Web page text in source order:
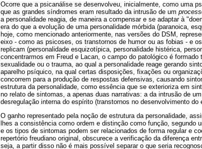
Ocorre que a psicanálise se desenvolveu, inicialmente, como uma
que as grandes síndromes eram resultado da intrusão de um
a personalidade reagia, de maneira a compensar e se adaptar à
era do que a evolução de uma personalidade mórbida (paranoica,
hoje, como mencionado anteriormente, nas versões do DSM,
eixo - como as psicoses, os transtornos de humor ou as fobias - e
replicam (personalidade esquizotípica, personalidade histérica,
concentrarmos em Freud e Lacan, o campo do patológico é
sexualidade ou o trauma, ao qual a personalidade reage gerando
aparelho psíquico, na qual certas disposições, fixações ou
concorrem para a produção de respostas defensivas, causando
estrutura da personalidade, como essência que se exterioriza em
no relato de sintomas, a apenas duas narrativas: a da intrusão de
desregulação interna do espírito (transtornos no desenvolvimento do
O ganho representado pela noção de estrutura da personalidade,
lhes a consistência como ordem e distinção como função,
e os tipos de sintomas podem ser relacionados de forma regular e
repertório freudiano original, obscurece a verificação da diferença
seja, a partir disso não é mais possível separar o que seria